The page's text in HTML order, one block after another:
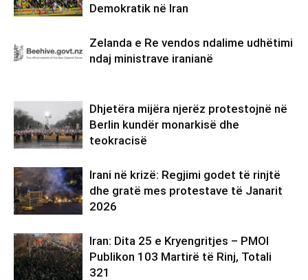
Demokratik në Iran
Zelanda e Re vendos ndalime udhëtimi
ndaj ministrave iranianë
Dhjetëra mijëra njerëz protestojnë në
Berlin kundër monarkisë dhe
teokracisë
Irani në krizë: Regjimi godet të rinjtë
dhe gratë mes protestave të Janarit
2026
Iran: Dita 25 e Kryengritjes – PMOI
Publikon 103 Martirë të Rinj, Totali
321